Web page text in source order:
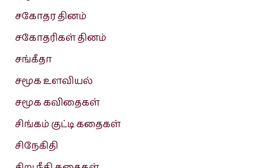
சகோதர தினம்
சகோதரிகள் தினம்
சங்கீதா
சமூக உளவியல்
சமூக கவிதைகள்
சிங்கம் குட்டி கதைகள்
சிநேகிதி